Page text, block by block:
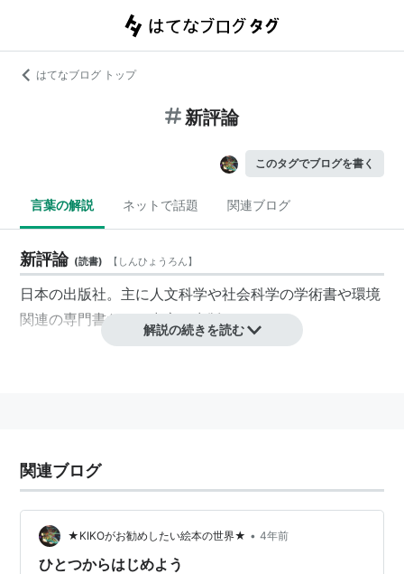
はてなブログ トップ
新評論
このタグでブログを書く
言葉の解説 ネットで話題 関連ブログ
新評論 (読書) 【 しんひょうろん】
日本の出版社。主に人文科学や社会科学の学術書や環境
関連の専門書などを中心に出版している。
解説の続きを読む
関連ブログ
★KIKOがお勧めしたい絵本の世界★ • 4年前
ひとつからはじめよう